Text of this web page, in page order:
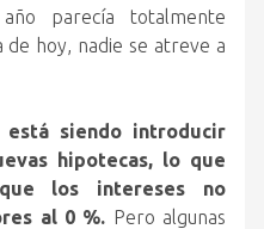
parecía totalmente
hoy, nadie se atreve a
siendo introducir
hipotecas, lo que
los intereses no
al 0 %. Pero algunas